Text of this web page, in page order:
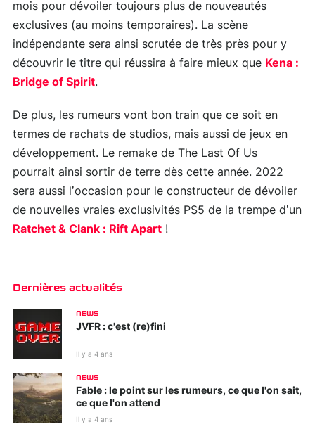
mois pour dévoiler toujours plus de nouveautés
exclusives (au moins temporaires). La scène
indépendante sera ainsi scrutée de très près pour y
découvrir le titre qui réussira à faire mieux que Kena :
Bridge of Spirit.
De plus, les rumeurs vont bon train que ce soit en
termes de rachats de studios, mais aussi de jeux en
développement. Le remake de The Last Of Us
pourrait ainsi sortir de terre dès cette année. 2022
sera aussi l’occasion pour le constructeur de dévoiler
de nouvelles vraies exclusivités PS5 de la trempe d’un
Ratchet & Clank : Rift Apart !
Dernières actualités
NEWS
JVFR : c'est (re)fini
Il y a 4 ans
NEWS
Fable : le point sur les rumeurs, ce que l'on sait,
ce que l'on attend
Il y a 4 ans